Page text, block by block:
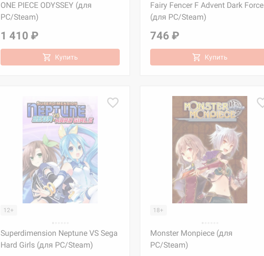
ONE PIECE ODYSSEY (для
PC/Steam)
1 410 ₽
Купить
Fairy Fencer F Advent Dark Force
(для PC/Steam)
746 ₽
Купить
12+
Superdimension Neptune VS Sega
Hard Girls (для PC/Steam)
18+
Monster Monpiece (для
PC/Steam)